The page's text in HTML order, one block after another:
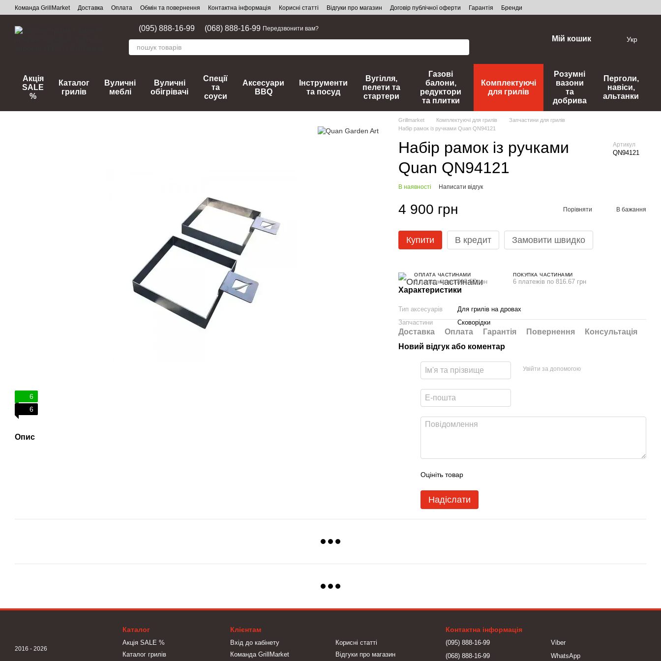
Перейти до основного контенту
Команда GrillMarket Доставка Оплата Обмін та повернення Контактна інформація Корисні статті Відгуки про магазин Договір публічної оферти Гарантія Бренди
(095) 888-16-99 (068) 888-16-99 Передзвонити вам?
Мій кошик Укр
Акція
SALE
%
Каталог
грилів
Вуличні
меблі
Вуличні
обігрівачі
Спеції
та
соуси
Аксесуари
BBQ
Інструменти
та посуд
Вугілля,
пелети та
стартери
Газові
балони,
редуктори
та плитки
Комплектуючі
для грилів
Розумні
вазони
та
добрива
Перголи,
навіси,
альтанки
6
6
Опис
Grillmarket Комплектуючі для грилів
Запчастини для грилів
Набір рамок із ручками Quan QN94121
Набір рамок із ручками
Quan QN94121
Артикул
QN94121
В наявності Написати відгук
4 900 грн Порівняти В бажання
Купити В кредит Замовити швидко
ОПЛАТА ЧАСТИНАМИ
6 платежів по 816.67 грн
ПОКУПКА ЧАСТИНАМИ
6 платежів по 816.67 грн
Характеристики
Тип аксесуарів
Для грилів на дровах
Запчастини
Сковорідки
Доставка Оплата Гарантія Повернення
Консультація
Новий відгук або коментар
Увійти за допомогою
Оцініть товар
Надіслати
2016 - 2026
Каталог
Акція SALE %
Каталог грилів
Клієнтам
Вхід до кабінету
Команда GrillMarket
Корисні статті
Відгуки про магазин
Контактна інформація
(095) 888-16-99
(068) 888-16-99
Viber
WhatsApp